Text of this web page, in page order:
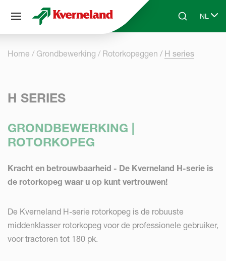
Skip to main contentSearchNL
Select
Home Grondbewerking Rotorkopeggen H series
H SERIES
GRONDBEWERKING |
ROTORKOPEG
Kracht en betrouwbaarheid - De Kverneland H-serie is
de rotorkopeg waar u op kunt vertrouwen!
De Kverneland H-serie rotorkopeg is de robuuste
middenklasser rotorkopeg voor de professionele gebruiker,
voor tractoren tot 180 pk.
Cookies beheer paneel